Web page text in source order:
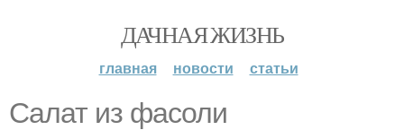
ДАЧНАЯ ЖИЗНЬ
главная новости статьи
Салат из фасоли